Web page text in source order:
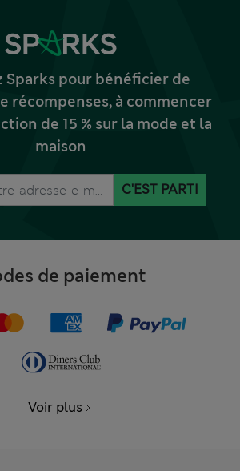
Sparks pour bénéficier de
récompenses, à commencer
de 15 % sur la mode et la
maison
C'EST PARTI
de paiement
Voir plus